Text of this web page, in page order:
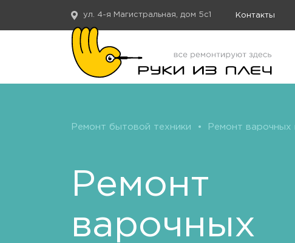
ул. 4-я Магистральная, дом 5с1 Контакты
Ремонт бытовой техники • Ремонт варочных
Ремонт
варочных